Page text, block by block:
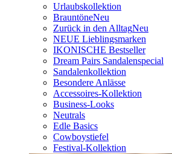
Urlaubskollektion
BrauntöneNeu
Zurück in den AlltagNeu
NEUE Lieblingsmarken
IKONISCHE Bestseller
Dream Pairs Sandalenspecial
Sandalenkollektion
Besondere Anlässe
Accessoires-Kollektion
Business-Looks
Neutrals
Edle Basics
Cowboystiefel
Festival-Kollektion